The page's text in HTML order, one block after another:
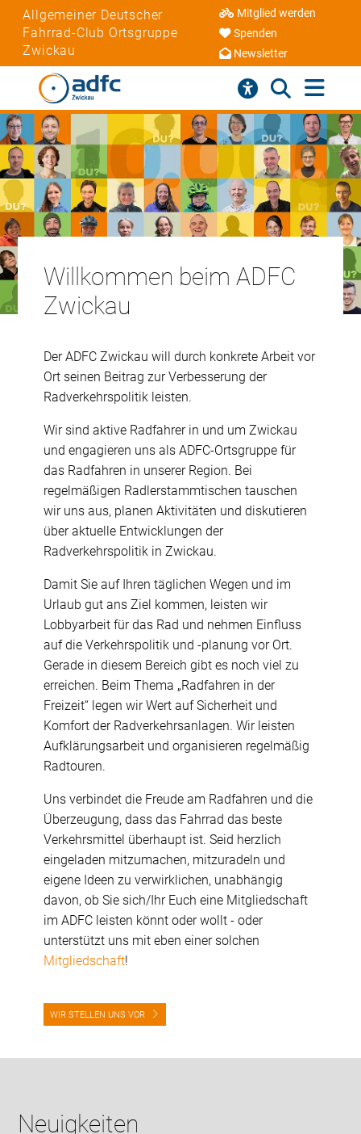
Allgemeiner Deutscher
Fahrrad-Club Ortsgruppe
Zwickau
Mitglied werden
Spenden
Newsletter
Willkommen beim ADFC
Zwickau
Der ADFC Zwickau will durch konkrete Arbeit vor
Ort seinen Beitrag zur Verbesserung der
Radverkehrspolitik leisten.
Wir sind aktive Radfahrer in und um Zwickau
und engagieren uns als ADFC-Ortsgruppe für
das Radfahren in unserer Region. Bei
regelmäßigen Radlerstammtischen tauschen
wir uns aus, planen Aktivitäten und diskutieren
über aktuelle Entwicklungen der
Radverkehrspolitik in Zwickau.
Damit Sie auf Ihren täglichen Wegen und im
Urlaub gut ans Ziel kommen, leisten wir
Lobbyarbeit für das Rad und nehmen Einfluss
auf die Verkehrspolitik und -planung vor Ort.
Gerade in diesem Bereich gibt es noch viel zu
erreichen. Beim Thema „Radfahren in der
Freizeit“ legen wir Wert auf Sicherheit und
Komfort der Radverkehrsanlagen. Wir leisten
Aufklärungsarbeit und organisieren regelmäßig
Radtouren.
Uns verbindet die Freude am Radfahren und die
Überzeugung, dass das Fahrrad das beste
Verkehrsmittel überhaupt ist. Seid herzlich
eingeladen mitzumachen, mitzuradeln und
eigene Ideen zu verwirklichen, unabhängig
davon, ob Sie sich/Ihr Euch eine Mitgliedschaft
im ADFC leisten könnt oder wollt - oder
unterstützt uns mit eben einer solchen
Mitgliedschaft!
WIR STELLEN UNS VOR
Neuigkeiten